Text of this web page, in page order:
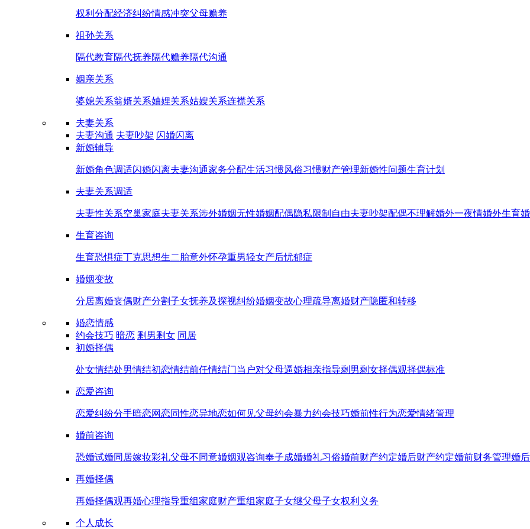
权利分配经济纠纷情感冲突父母赡养
祖孙关系
隔代教育隔代抚养隔代赡养隔代沟通
姻亲关系
婆媳关系翁婿关系妯娌关系姑嫂关系连襟关系
夫妻关系
夫妻沟通 夫妻吵架 闪婚闪离
新婚辅导
新婚角色调适闪婚闪离夫妻沟通家务分配生活习惯风俗习惯财产管理新婚性问题生育计划
夫妻关系调适
夫妻性关系空巢家庭夫妻关系涉外婚姻无性婚姻配偶隐私限制自由夫妻吵架配偶不理解婚外一夜情婚外生育
生育咨询
生育恐惧症丁克思想生二胎意外怀孕重男轻女产后忧郁症
婚姻变故
分居离婚丧偶财产分割子女抚养及探视纠纷婚姻变故心理疏导离婚财产隐匿和转移
婚恋情感
约会技巧 暗恋 剩男剩女 同居
初婚择偶
处女情结处男情结初恋情结前任情结门当户对父母逼婚相亲指导剩男剩女择偶观择偶标准
恋爱咨询
恋爱纠纷分手暗恋网恋同性恋异地恋如何见父母约会暴力约会技巧婚前性行为恋爱情绪管理
婚前咨询
恐婚试婚同居嫁妆彩礼父母不同意婚姻观咨询奉子成婚婚礼习俗婚前财产约定婚后财产约定婚前财务管理婚
再婚择偶
再婚择偶观再婚心理指导重组家庭财产重组家庭子女继父母子女权利义务
个人成长